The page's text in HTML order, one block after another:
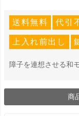
送料無料 代引
上入れ前出し
障子を連想させる和
商